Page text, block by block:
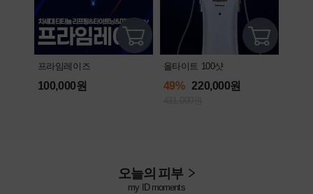
프라임레이즈
100,000원
올타이트 100샷
49% 220,000원
오늘의 피부
my ID moments